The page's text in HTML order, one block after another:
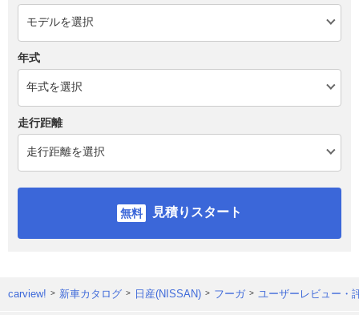
年式
走行距離
見積りスタート
carview! 新車カタログ 日産(NISSAN) フーガ ユーザーレビュー・